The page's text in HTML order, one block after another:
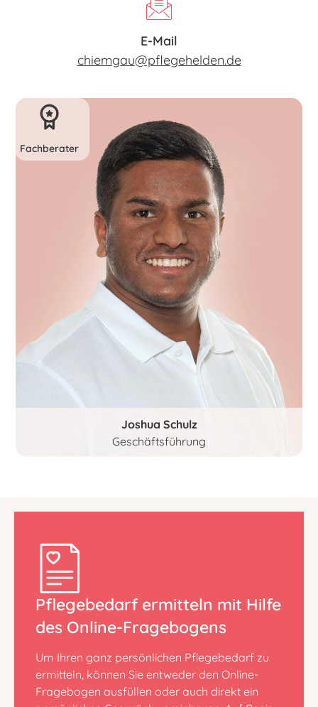
Fachberater
Joshua Schulz
Geschäftsführung
E-Mail
chiemgau@pflegehelden.de
Pflegebedarf ermitteln mit Hilfe
des Online-Fragebogens
Um Ihren ganz persönlichen Pflegebedarf zu
ermitteln, können Sie entweder den Online-
Fragebogen ausfüllen oder auch direkt ein